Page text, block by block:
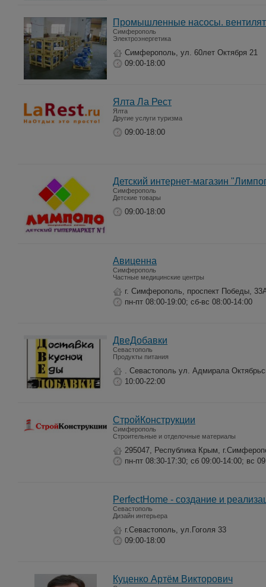
Промышленные насосы.
Симферополь
Электроэнергетика
Симферополь, ул. 60лет Октября 21
09:00-18:00
Ялта Ла Рест
Ялта
Другие услуги туризма
09:00-18:00
Детский интернет-магазин
Симферополь
Детские товары
09:00-18:00
Авиценна
Симферополь
Частные медицинские центры
г. Симферополь, проспект Победы,
пн-пт 08:00-19:00; сб-вс 08:00-14:00
ДвеДобавки
Севастополь
Продукты питания
. Севастополь ул. Адмирала
10:00-22:00
СтройКонструкции
Симферополь
Строительные и отделочные материалы
295047, Республика Крым,
пн-пт 08:30-17:30; сб 09:00-14:00; вс
PerfectHome - создание и
Севастополь
Дизайн интерьера
г.Севастополь, ул.Гоголя 33
09:00-18:00
Куценко Артём Викторович